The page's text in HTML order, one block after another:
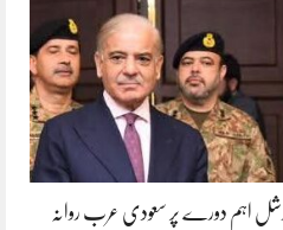
اہم دورے پر سعودی عرب روانہ